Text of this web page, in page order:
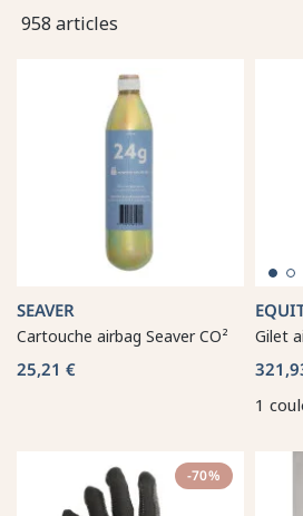
958 articles
SEAVER
Cartouche airbag Seaver CO²
25,21 €
Gilet
1
-70%